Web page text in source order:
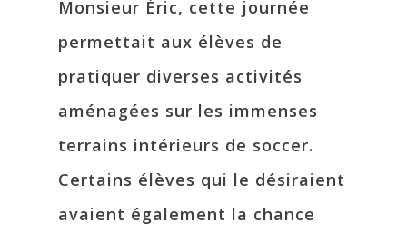
Monsieur Éric, cette journée
permettait aux élèves de
pratiquer diverses activités
aménagées sur les immenses
terrains intérieurs de soccer.
Certains élèves qui le désiraient
avaient également la chance